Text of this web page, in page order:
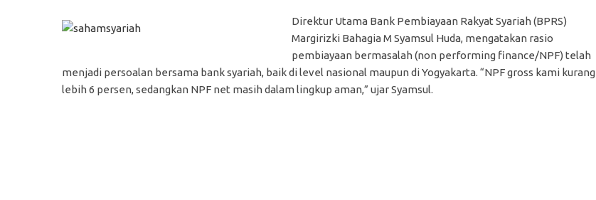
Direktur Utama Bank Pembiayaan Rakyat Syariah (BPRS)
Margirizki Bahagia M Syamsul Huda, mengatakan rasio
pembiayaan bermasalah (non performing finance/NPF) telah
menjadi persoalan bersama bank syariah, baik di level nasional maupun di Yogyakarta. “NPF gross kami kurang
lebih 6 persen, sedangkan NPF net masih dalam lingkup aman,” ujar Syamsul.